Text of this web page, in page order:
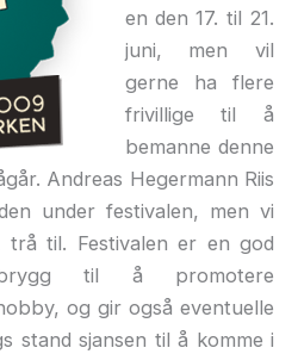
en den 17. til 21.
juni, men vil
gerne ha flere
frivillige til å
bemanne denne
Andreas Hegermann Riis
under festivalen, men vi
til. Festivalen er en god
til å promotere
og gir også eventuelle
stand sjansen til å komme i